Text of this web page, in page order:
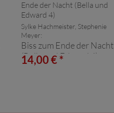
Sylke Hachmeister, Stephenie
Meyer:
Biss zum Ende der Nacht
(Bella und Edward 4)
14,00 € *